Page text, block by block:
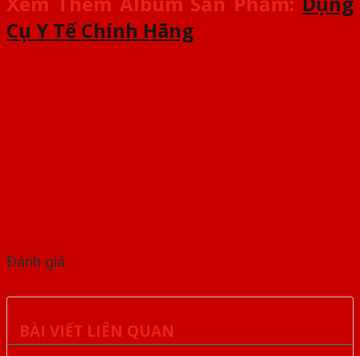
Cụ Y Tế Chính Hãng
Đánh giá
BÀI VIẾT LIÊN QUAN